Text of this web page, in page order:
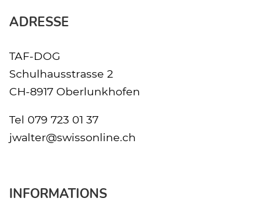
ADRESSE
TAF-DOG
Schulhausstrasse 2
CH-8917 Oberlunkhofen
Tel 079 723 01 37
jwalter@swissonline.ch
INFORMATIONS